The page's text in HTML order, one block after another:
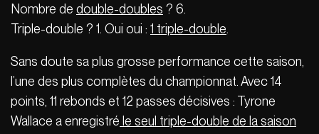
Nombre de double-doubles ? 6.
Triple-double ? 1. Oui oui : 1 triple-double
Sans doute sa plus grosse performance cette saison,
l’une des plus complètes du championnat. Avec 14
points, 11 rebonds et 12 passes décisives : Tyrone
Wallace a enregistré le seul triple-double de la saison